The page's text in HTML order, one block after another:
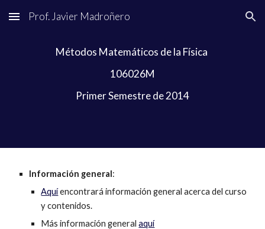
Skip to main content Skip to navigation
Prof. Javier Madroñero
Métodos Matemáticos de la Física
106026M
Primer Semestre de 2014
Información general:
Aquí encontrará información general acerca del curso
y contenidos.
Más información general aquí